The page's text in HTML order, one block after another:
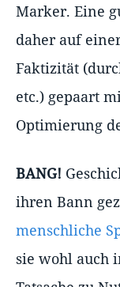
Marker. Eine
daher auf
Faktizität
etc.) gepaart
Optimierung
BANG!
ihren Bann
menschliche
sie wohl auch